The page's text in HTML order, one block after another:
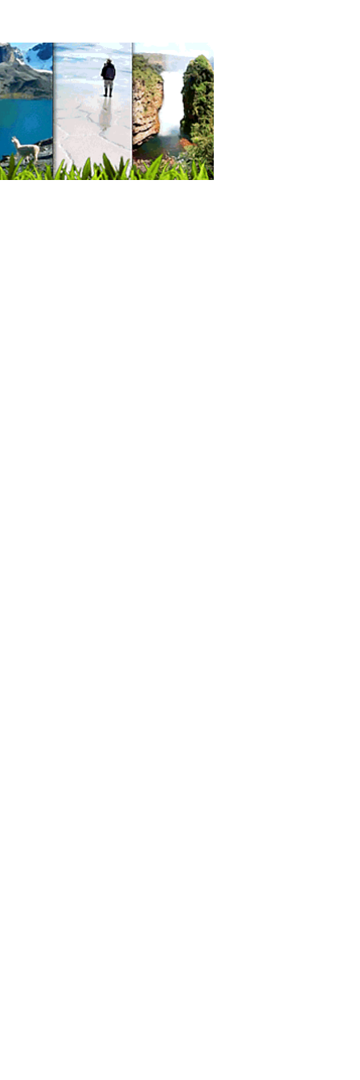
Dental
Dentales
Radiológico Dental
de cataratas
oftalmólogos
Oftalmólogos